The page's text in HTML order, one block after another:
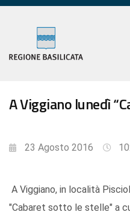
A Viggiano lunedì
23 Agosto 2016
A Viggiano, in località
"Cabaret sotto le stelle" a